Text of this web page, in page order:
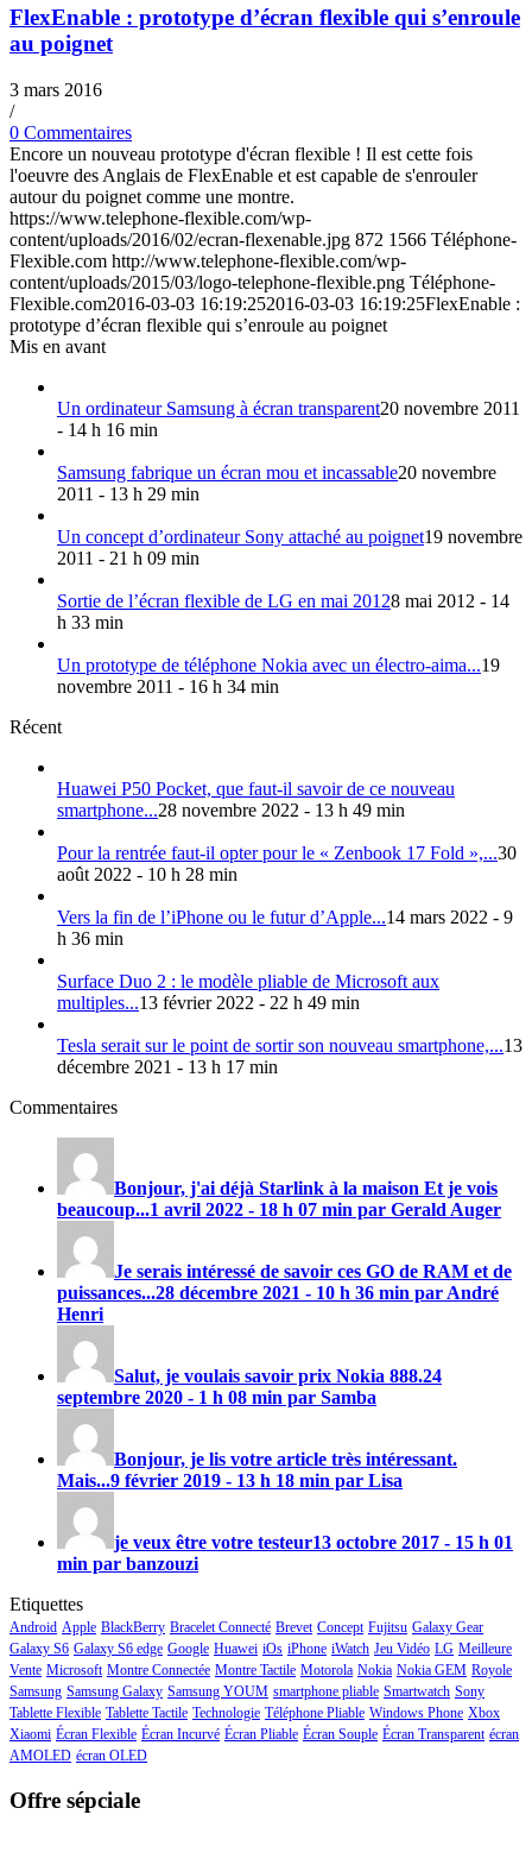
FlexEnable : prototype d’écran flexible qui s’enroule
au poignet
3 mars 2016
/
0 Commentaires
Encore un nouveau prototype d'écran flexible ! Il est cette fois
l'oeuvre des Anglais de FlexEnable et est capable de s'enrouler
autour du poignet comme une montre.
https://www.telephone-flexible.com/wp-
content/uploads/2016/02/ecran-flexenable.jpg 872 1566 Téléphone-
Flexible.com http://www.telephone-flexible.com/wp-
content/uploads/2015/03/logo-telephone-flexible.png Téléphone-
Flexible.com2016-03-03 16:19:252016-03-03 16:19:25FlexEnable :
prototype d’écran flexible qui s’enroule au poignet
Mis en avant
Un ordinateur Samsung à écran transparent20 novembre 2011
- 14 h 16 min
Samsung fabrique un écran mou et incassable20 novembre
2011 - 13 h 29 min
Un concept d’ordinateur Sony attaché au poignet19 novembre
2011 - 21 h 09 min
Sortie de l’écran flexible de LG en mai 20128 mai 2012 - 14
h 33 min
Un prototype de téléphone Nokia avec un électro-aima...19
novembre 2011 - 16 h 34 min
Récent
Huawei P50 Pocket, que faut-il savoir de ce nouveau
smartphone...28 novembre 2022 - 13 h 49 min
Pour la rentrée faut-il opter pour le « Zenbook 17 Fold »,...30
août 2022 - 10 h 28 min
Vers la fin de l’iPhone ou le futur d’Apple...14 mars 2022 - 9
h 36 min
Surface Duo 2 : le modèle pliable de Microsoft aux
multiples...13 février 2022 - 22 h 49 min
Tesla serait sur le point de sortir son nouveau smartphone,...13
décembre 2021 - 13 h 17 min
Commentaires
Bonjour, j'ai déjà Starlink à la maison Et je vois
beaucoup...1 avril 2022 - 18 h 07 min par Gerald Auger
Je serais intéressé de savoir ces GO de RAM et de
puissances...28 décembre 2021 - 10 h 36 min par André
Henri
Salut, je voulais savoir prix Nokia 888.24
septembre 2020 - 1 h 08 min par Samba
Bonjour, je lis votre article très intéressant.
Mais...9 février 2019 - 13 h 18 min par Lisa
je veux être votre testeur13 octobre 2017 - 15 h 01
min par banzouzi
Etiquettes
Android Apple BlackBerry Bracelet Connecté Brevet Concept Fujitsu Galaxy Gear
Galaxy S6 Galaxy S6 edge Google Huawei iOs iPhone iWatch Jeu Vidéo LG Meilleure
Vente Microsoft Montre Connectée Montre Tactile Motorola Nokia Nokia GEM Royole
Samsung Samsung Galaxy Samsung YOUM smartphone pliable Smartwatch Sony
Tablette Flexible Tablette Tactile Technologie Téléphone Pliable Windows Phone Xbox
Xiaomi Écran Flexible Écran Incurvé Écran Pliable Écran Souple Écran Transparent écran
AMOLED écran OLED
Offre sépciale